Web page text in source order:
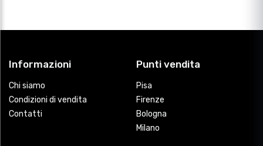
Informazioni
Chi siamo
Condizioni di vendita
Contatti
Punti vendita
Pisa
Firenze
Bologna
Milano